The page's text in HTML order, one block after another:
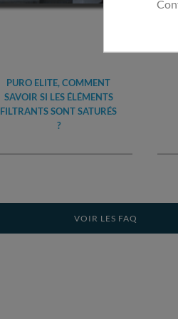
PURO ELITE, COMMENT
SAVOIR SI LES ÉLÉMENTS
FILTRANTS SONT SATURÉS
?
VOIR LES FAQ